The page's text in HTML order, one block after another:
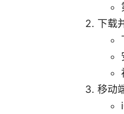
下载
移动